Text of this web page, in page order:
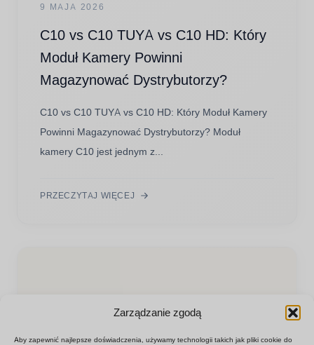
Zarządzanie zgodą
Aby zapewnić najlepsze doświadczenia, używamy technologii takich jak pliki cookie do
9 MAJA 2026
C10 vs C10 TUYA vs C10 HD: Który
Moduł Kamery Powinni
Magazynować Dystrybutorzy?
C10 vs C10 TUYA vs C10 HD: Który Moduł Kamery
Powinni Magazynować Dystrybutorzy? Moduł
kamery C10 jest jednym z...
PRZECZYTAJ WIĘCEJ